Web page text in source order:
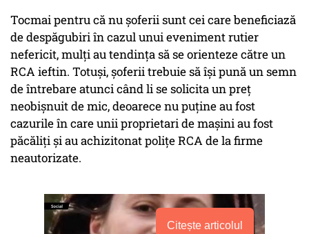
Tocmai pentru că nu şoferii sunt cei care beneficiază
de despăgubiri în cazul unui eveniment rutier
nefericit, mulţi au tendinţa să se orienteze către un
RCA ieftin. Totuşi, şoferii trebuie să îşi pună un semn
de întrebare atunci când li se solicita un preţ
neobişnuit de mic, deoarece nu puţine au fost
cazurile în care unii proprietari de maşini au fost
păcăliţi şi au achizitonat poliţe RCA de la firme
neautorizate.
Citește articolul